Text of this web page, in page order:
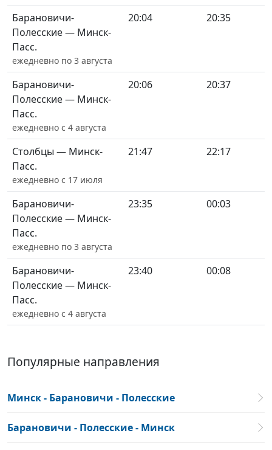
Барановичи-
Полесские — Минск-
Пасс.
ежедневно по 3 августа
20:04 20:35
Барановичи-
Полесские — Минск-
Пасс.
ежедневно с 4 августа
20:06 20:37
Столбцы — Минск-
Пасс.
ежедневно с 17 июля
21:47 22:17
Барановичи-
Полесские — Минск-
Пасс.
ежедневно по 3 августа
23:35 00:03
Барановичи-
Полесские — Минск-
Пасс.
ежедневно с 4 августа
23:40 00:08
Популярные направления
Минск - Барановичи - Полесские
Барановичи - Полесские - Минск